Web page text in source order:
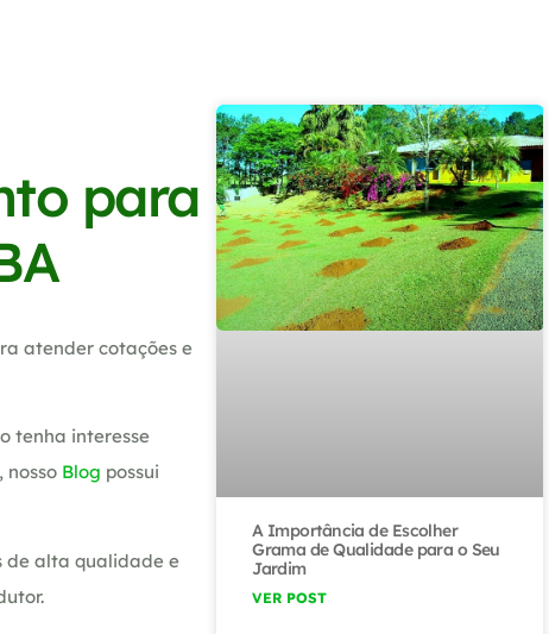
para
atender cotações e
tenha interesse
nosso Blog possui
de alta qualidade e
A Importância de Escolher
Grama de Qualidade para o Seu
Jardim
VER POST